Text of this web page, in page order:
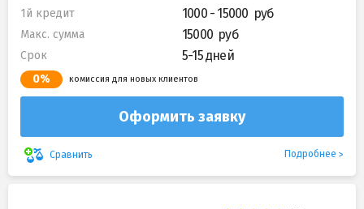
1й кредит 1000 - 15000
Макс. сумма 15000
Срок 5-15 дней
0% комиссия для новых клиентов
Оформить заявку
Сравнить Подробнее